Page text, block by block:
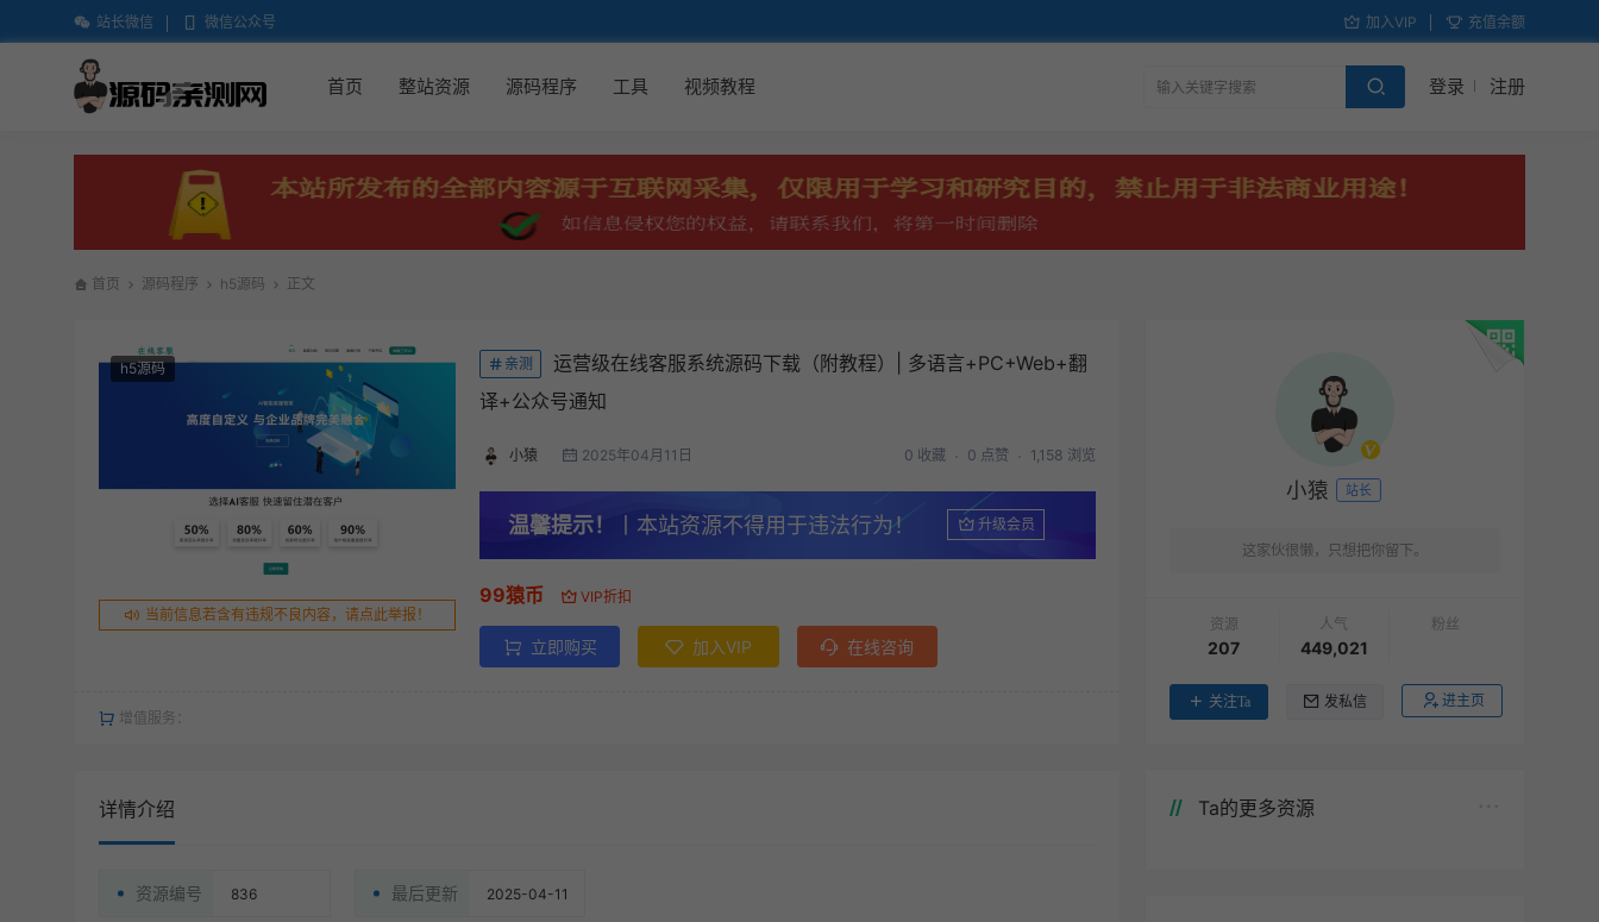
站长微信 微信公众号 加入VIP 充值余额
首页 整站资源 源码程序 工具 视频教程 登录 注册
首页 源码程序 h5源码 正文
h5源码
当前信息若含有违规不良内容，请点此举报！
亲测
运营级在线客服系统源码下载（附教程）| 多语言+PC+Web+翻
译+公众号通知
小猿 2025年04月11日 0 收藏 0 点赞 1,158 浏览
温馨提示！ 丨本站资源不得用于违法行为！ 升级会员
99猿币 VIP折扣
立即购买 加入VIP 在线咨询
增值服务：
详情介绍
资源编号 836 最后更新 2025-04-11
小猿 站长
这家伙很懒，只想把你留下。
资源
207
人气
449,021
粉丝
关注Ta 发私信 进主页
Ta的更多资源